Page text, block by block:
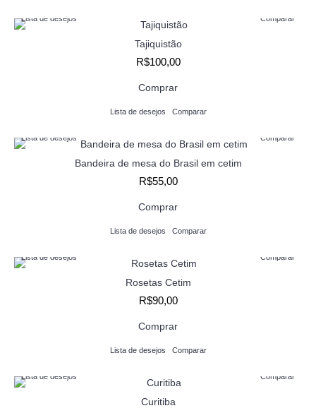
Lista de desejos Comparar
Tajiquistão
R$100,00
Comprar
Lista de desejos Comparar
Lista de desejos Comparar
Bandeira de mesa do Brasil em cetim
R$55,00
Comprar
Lista de desejos Comparar
Lista de desejos Comparar
Rosetas Cetim
R$90,00
Comprar
Lista de desejos Comparar
Lista de desejos Comparar
Curitiba